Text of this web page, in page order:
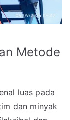
Metode
luas pada
dan minyak